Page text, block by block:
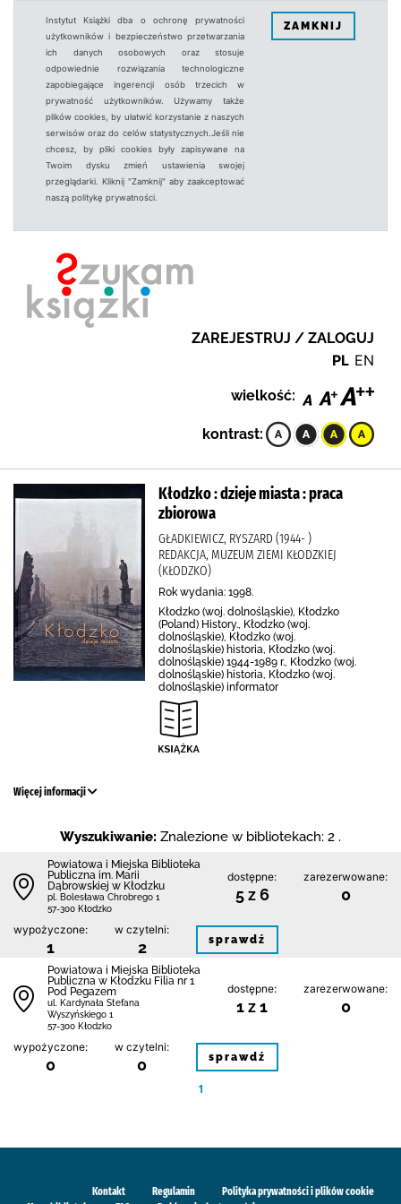
Instytut Książki dba o ochronę prywatności
użytkowników i bezpieczeństwo przetwarzania
ich danych osobowych oraz stosuje
odpowiednie rozwiązania technologiczne
zapobiegające ingerencji osób trzecich w
prywatność użytkowników. Używamy także
plików cookies, by ułatwić korzystanie z naszych
serwisów oraz do celów statystycznych.Jeśli nie
chcesz, by pliki cookies były zapisywane na
Twoim dysku zmień ustawienia swojej
przeglądarki. Kliknij "Zamknij" aby zaakceptować
naszą politykę prywatności.
ZAMKNIJ
ZAREJESTRUJ / ZALOGUJ
PL EN
wielkość:
kontrast:
Kłodzko : dzieje miasta : praca
zbiorowa
GŁADKIEWICZ, RYSZARD (1944- )
REDAKCJA, MUZEUM ZIEMI KŁODZKIEJ
(KŁODZKO)
Rok wydania: 1998.
Kłodzko (woj. dolnośląskie), Kłodzko
(Poland) History., Kłodzko (woj.
dolnośląskie), Kłodzko (woj.
dolnośląskie) historia, Kłodzko (woj.
dolnośląskie) 1944-1989 r., Kłodzko (woj.
dolnośląskie) historia, Kłodzko (woj.
dolnośląskie) informator
Więcej informacji
Wyszukiwanie: Znalezione w bibliotekach: 2 .
Powiatowa i Miejska Biblioteka
Publiczna im. Marii
Dąbrowskiej w Kłodzku
pl. Bolesława Chrobrego 1
57-300 Kłodzko
dostępne:
5 z 6
zarezerwowane:
0
wypożyczone:
1
w czytelni:
2 sprawdź
Powiatowa i Miejska Biblioteka
Publiczna w Kłodzku Filia nr 1
Pod Pegazem
ul. Kardynała Stefana
Wyszyńskiego 1
57-300 Kłodzko
dostępne:
1 z 1
zarezerwowane:
0
wypożyczone:
0
w czytelni:
0 sprawdź
1
Kontakt Regulamin
Polityka prywatności i plików cookie